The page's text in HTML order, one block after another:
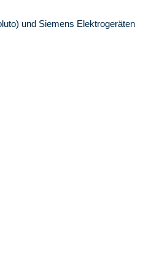
und Siemens Elektrogeräten